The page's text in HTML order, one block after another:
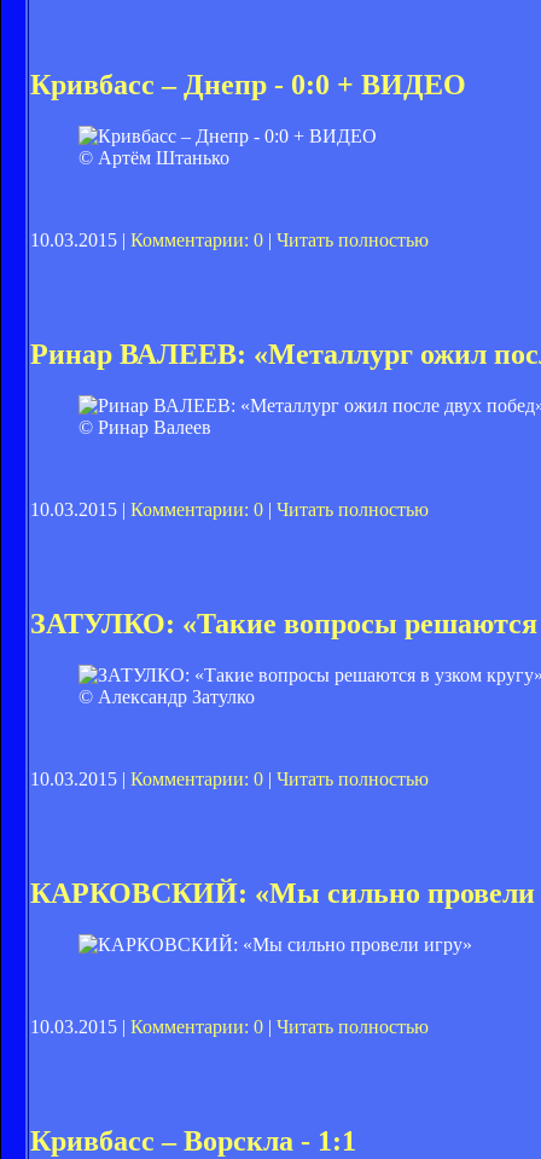
Кривбасс – Днепр - 0:0 + ВИДЕО
© Артём Штанько
10.03.2015 | Комментарии: 0 | Читать полностью
Ринар ВАЛЕЕВ: «Металлург ожил
© Ринар Валеев
10.03.2015 | Комментарии: 0 | Читать полностью
ЗАТУЛКО: «Такие вопросы решаются
© Александр Затулко
10.03.2015 | Комментарии: 0 | Читать полностью
КАРКОВСКИЙ: «Мы сильно провели
10.03.2015 | Комментарии: 0 | Читать полностью
Кривбасс – Ворскла - 1:1